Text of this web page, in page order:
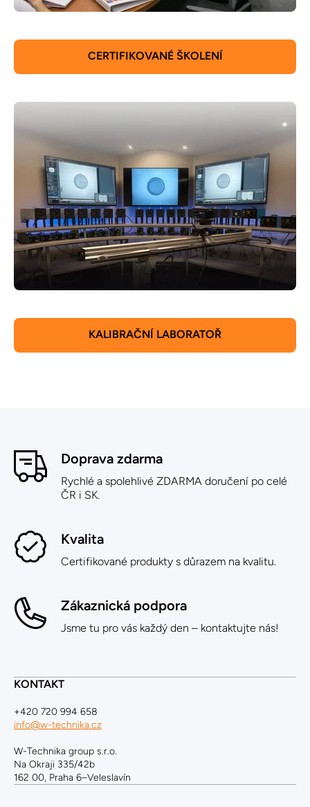
CERTIFIKOVANÉ ŠKOLENÍ
KALIBRAČNÍ LABORATOŘ
Doprava zdarma
Rychlé a spolehlivé ZDARMA doručení po celé
ČR i SK.
Kvalita
Certifikované produkty s důrazem na kvalitu.
Zákaznická podpora
Jsme tu pro vás každý den – kontaktujte nás!
KONTAKT
+420 720 994 658
info@w-technika.cz
W-Technika group s.r.o.
Na Okraji 335/42b
162 00, Praha 6–Veleslavín